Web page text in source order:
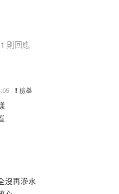
則回應
· 檢舉
沒再滲水